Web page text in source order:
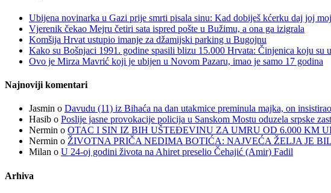
Ubijena novinarka u Gazi prije smrti pisala sinu: Kad dobiješ kćerku daj joj
Vjerenik čekao Mejru četiri sata ispred pošte u Bužimu, a ona ga izigrala
Komšija Hrvat ustupio imanje za džamijski parking u Bugojnu
Kako su Bošnjaci 1991. godine spasili blizu 15.000 Hrvata: Činjenica koju su
Ovo je Mirza Mavrić koji je ubijen u Novom Pazaru, imao je samo 17 godina
Najnoviji komentari
Jasmin o Davudu (11) iz Bihaća na dan utakmice preminula majka, on
Hasib o Poslije jasne provokacije policija u Sanskom Mostu oduzela srpske
Nermin o OTAC I SIN IZ BIH UŠTEĐEVINU ZA UMRU OD 6.000 KM
Nermin o ŽIVOTNA PRIČA NEDIMA BOTIĆA: NAJVEĆA ŽELJA JE
Milan o U 24-oj godini života na Ahiret preselio Čehajić (Amir) Fadil
Arhiva